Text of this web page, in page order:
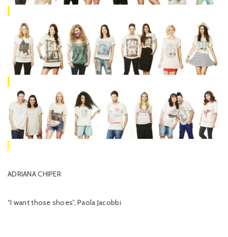
ADRIANA CHIPER
“I want those shoes”, Paola Jacobbi